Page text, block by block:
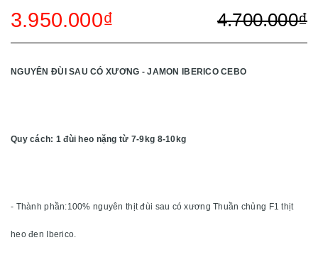
3.950.000₫ 4.700.000₫
NGUYÊN ĐÙI SAU CÓ XƯƠNG - JAMON IBERICO CEBO
Quy cách: 1 đùi heo nặng từ 7-9kg 8-10kg
- Thành phần:100% nguyên thịt đùi sau có xương Thuần chủng F1 thịt
heo đen Iberico.